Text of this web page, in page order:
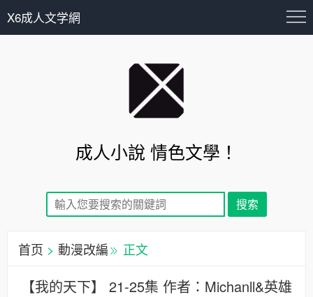
X6成人文学網
成人小說 情色文學！
首页 > 動漫改編 正文
【我的天下】 21-25集 作者：Michanll&英雄